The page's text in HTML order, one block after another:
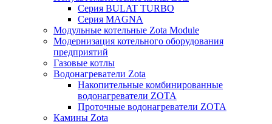
Серия BULAT TURBO
Серия MAGNA
Модульные котельные Zota Module
Модернизация котельного оборудования
предприятий
Газовые котлы
Водонагреватели Zota
Накопительные комбинированные
водонагреватели ZOTA
Проточные водонагреватели ZOTA
Камины Zota